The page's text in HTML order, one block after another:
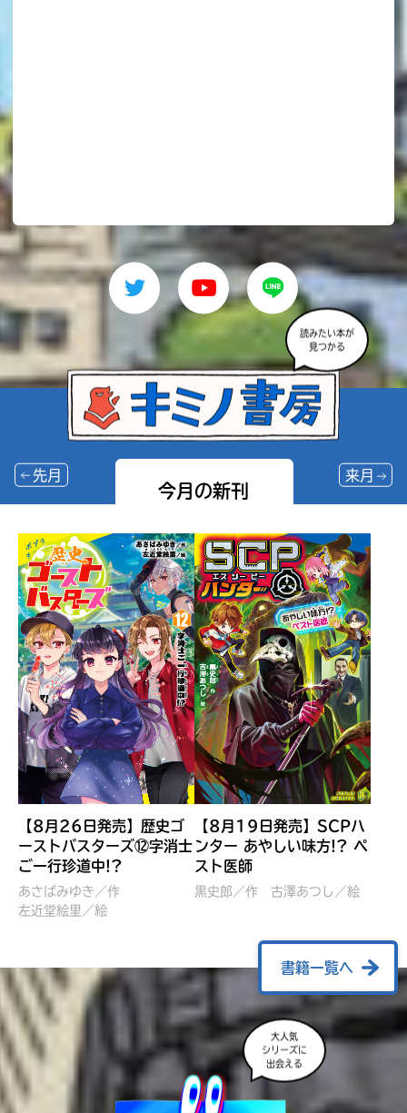
読みたい本が
見つかる
今月の新刊
先月 来月
ぼくたちのマインクラフト
冒険記 エンチャント剣
VS暴走モブ
営委員会／協力
レッツゴー！まいぜんシス
ターズ とつぜん、王様に
佐久間さのすけ／絵
【8月26日発売】歴史ゴ
ーストバスターズ⑫字消士
ご一行珍道中!?
あさばみゆき／作
左近堂絵里／絵
【8月19日発売】SCPハ
ンター あやしい味方!? ペ
スト医師
黒史郎／作 古澤あつし／絵
書籍一覧へ
大人気
シリーズに
出会える